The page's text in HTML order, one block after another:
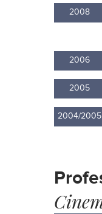
2008
2006
2005
2004/2005